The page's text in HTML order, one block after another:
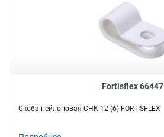
Fortisflex 66447
Скоба нейлоновая СНК 12 (б) FORTISFLEX